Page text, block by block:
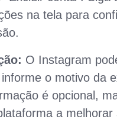
na tela para
O Instagram
o motivo da
é opcional,
a melhorar